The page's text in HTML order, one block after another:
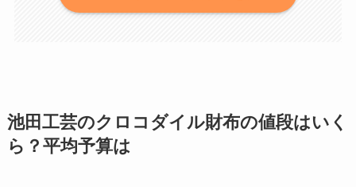
池田工芸のクロコダイル財布の値段はいく
ら？平均予算は